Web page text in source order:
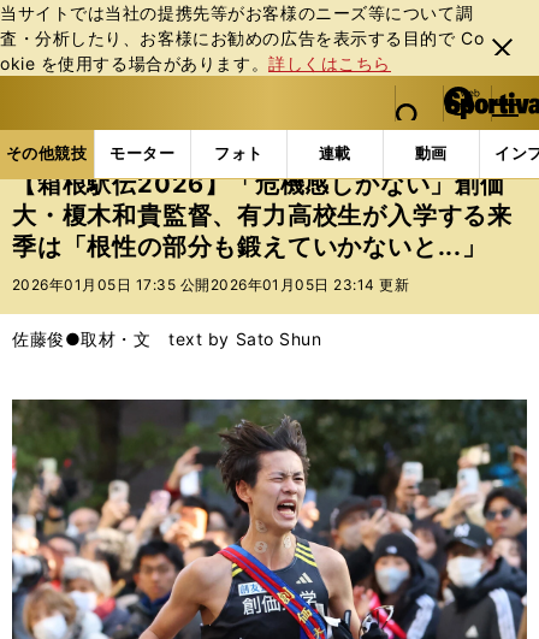
当サイトでは当社の提携先等がお客様のニーズ等について調
査・分析したり、お客様にお勧めの広告を表⽰する⽬的で Co
okie を使⽤する場合があります。詳しくはこちら
閉じ
る
web Sportiva (webスポルティーバ)
検索
マイペ
ー
ジ
メニュ
その他競技 モーター フォト 連載 動画 イン
ス
ポ
ル
テ
ー
バ
その他競技の記事一覧 陸上 【箱根駅伝2026】「危
【箱根駅伝2026】「危機感しかない」創価
大・榎木和貴監督、有力高校生が入学する来
季は「根性の部分も鍛えていかないと...」
2026年01月05日 17:35 公開 2026年01月05日 23:14 更新
佐藤俊●取材・文 text by Sato Shun